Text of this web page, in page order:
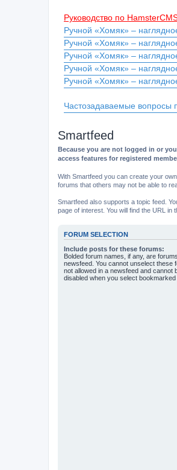
Руководство по
Ручной «Хомяк» –
Ручной «Хомяк» –
Ручной «Хомяк» –
Ручной «Хомяк» –
Ручной «Хомяк» –
Частозадаваемые вопросы
Smartfeed
Because you are not logged in or
access features for registered
With Smartfeed you can create your
forums that others may not be able to
Smartfeed also supports a topic feed.
page of interest. You will find the URL in
FORUM SELECTION
Include posts for these forums:
Bolded forum names, if any, are
newsfeed. You cannot unselect
not allowed in a newsfeed and cannot
disabled when you select bookmarked